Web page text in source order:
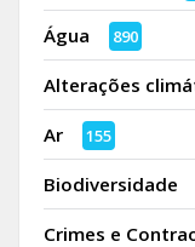
Água 890
Alterações
Ar 155
Biodiversidade
Crimes e